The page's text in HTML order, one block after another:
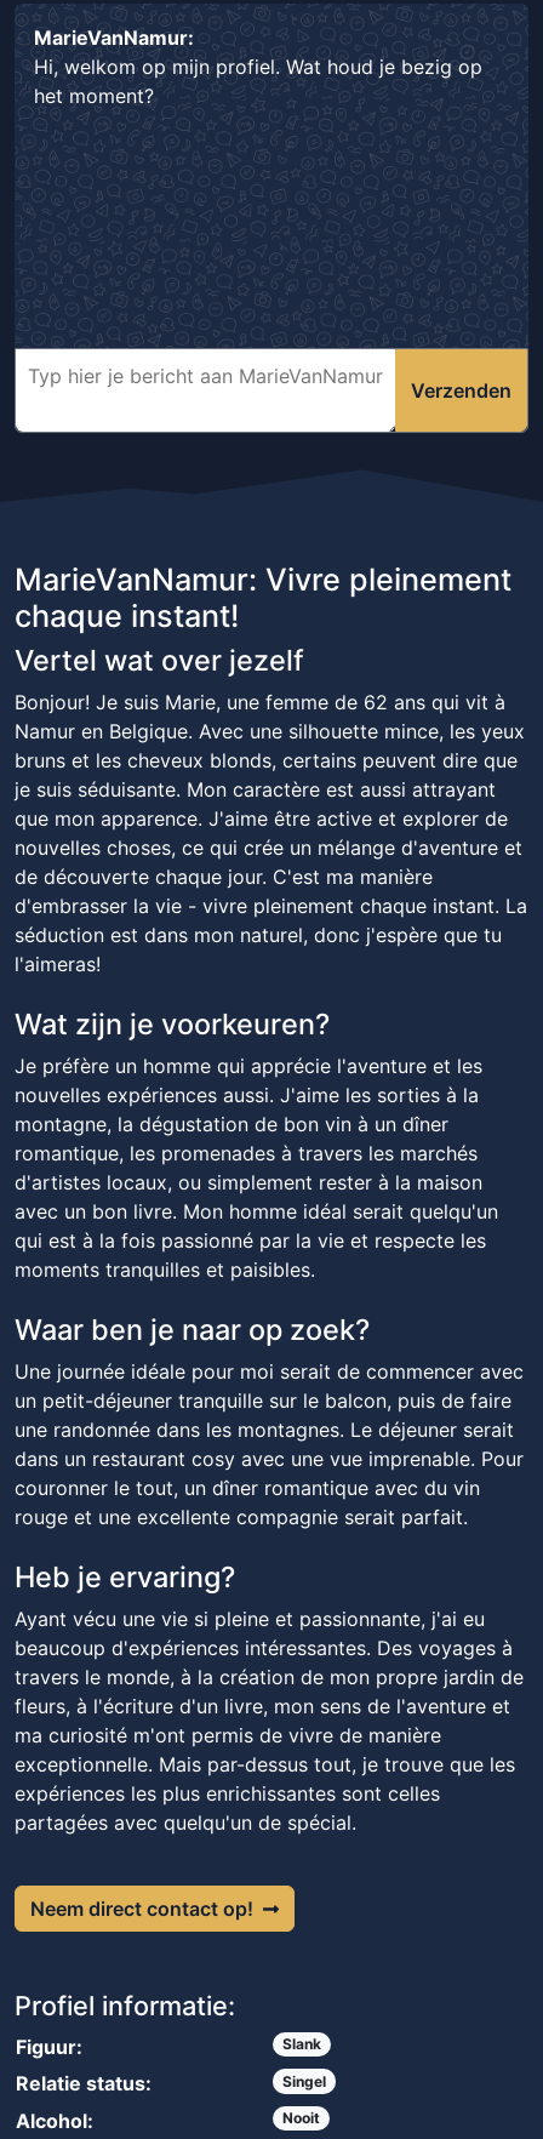
MarieVanNamur:
Hi, welkom op mijn profiel. Wat houd je bezig op
het moment?
Verzenden
MarieVanNamur: Vivre pleinement
chaque instant!
Vertel wat over jezelf
Bonjour! Je suis Marie, une femme de 62 ans qui vit à
Namur en Belgique. Avec une silhouette mince, les yeux
bruns et les cheveux blonds, certains peuvent dire que
je suis séduisante. Mon caractère est aussi attrayant
que mon apparence. J'aime être active et explorer de
nouvelles choses, ce qui crée un mélange d'aventure et
de découverte chaque jour. C'est ma manière
d'embrasser la vie - vivre pleinement chaque instant. La
séduction est dans mon naturel, donc j'espère que tu
l'aimeras!
Wat zijn je voorkeuren?
Je préfère un homme qui apprécie l'aventure et les
nouvelles expériences aussi. J'aime les sorties à la
montagne, la dégustation de bon vin à un dîner
romantique, les promenades à travers les marchés
d'artistes locaux, ou simplement rester à la maison
avec un bon livre. Mon homme idéal serait quelqu'un
qui est à la fois passionné par la vie et respecte les
moments tranquilles et paisibles.
Waar ben je naar op zoek?
Une journée idéale pour moi serait de commencer avec
un petit-déjeuner tranquille sur le balcon, puis de faire
une randonnée dans les montagnes. Le déjeuner serait
dans un restaurant cosy avec une vue imprenable. Pour
couronner le tout, un dîner romantique avec du vin
rouge et une excellente compagnie serait parfait.
Heb je ervaring?
Ayant vécu une vie si pleine et passionnante, j'ai eu
beaucoup d'expériences intéressantes. Des voyages à
travers le monde, à la création de mon propre jardin de
fleurs, à l'écriture d'un livre, mon sens de l'aventure et
ma curiosité m'ont permis de vivre de manière
exceptionnelle. Mais par-dessus tout, je trouve que les
expériences les plus enrichissantes sont celles
partagées avec quelqu'un de spécial.
Neem direct contact op!
Profiel informatie:
Figuur: Slank
Relatie status: Singel
Alcohol: Nooit